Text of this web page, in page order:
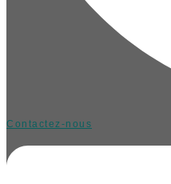
Contactez-nous